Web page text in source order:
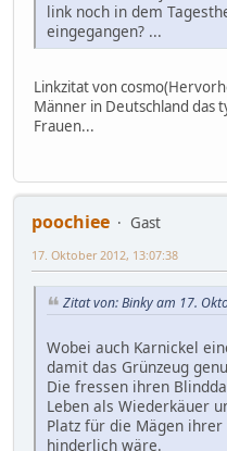
link noch in dem
eingegangen? ...
Linkzitat von
Männer in Deutschland das
Frauen...
poochiee
Gast
17. Oktober 2012, 13:07:38
Zitat von: Binky am 17.
Wobei auch Karnickel
damit das Grünzeug
Die fressen ihren
Leben als Wiederkäuer
Platz für die Mägen ihrer
hinderlich wäre.